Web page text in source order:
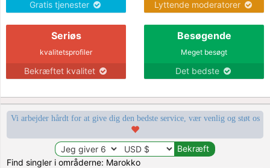
Gratis tjenester Lyttende moderatorer
Seriøs
kvalitetsprofiler
Bekræftet kvalitet
Besøgende
Meget besøgt
Det bedste
Vi arbejder hårdt for at give dig den bedste service, vær venlig og støt os
Find singler i områderne: Marokko